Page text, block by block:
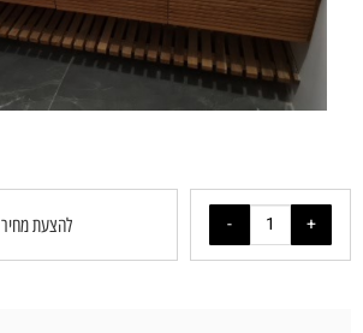
להצעת מחיר